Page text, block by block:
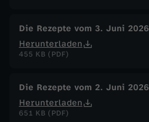
Die Rezepte vom 3. Juni 2026
Herunterladen
455 KB (PDF)
Die Rezepte vom 2. Juni 2026
Herunterladen
651 KB (PDF)